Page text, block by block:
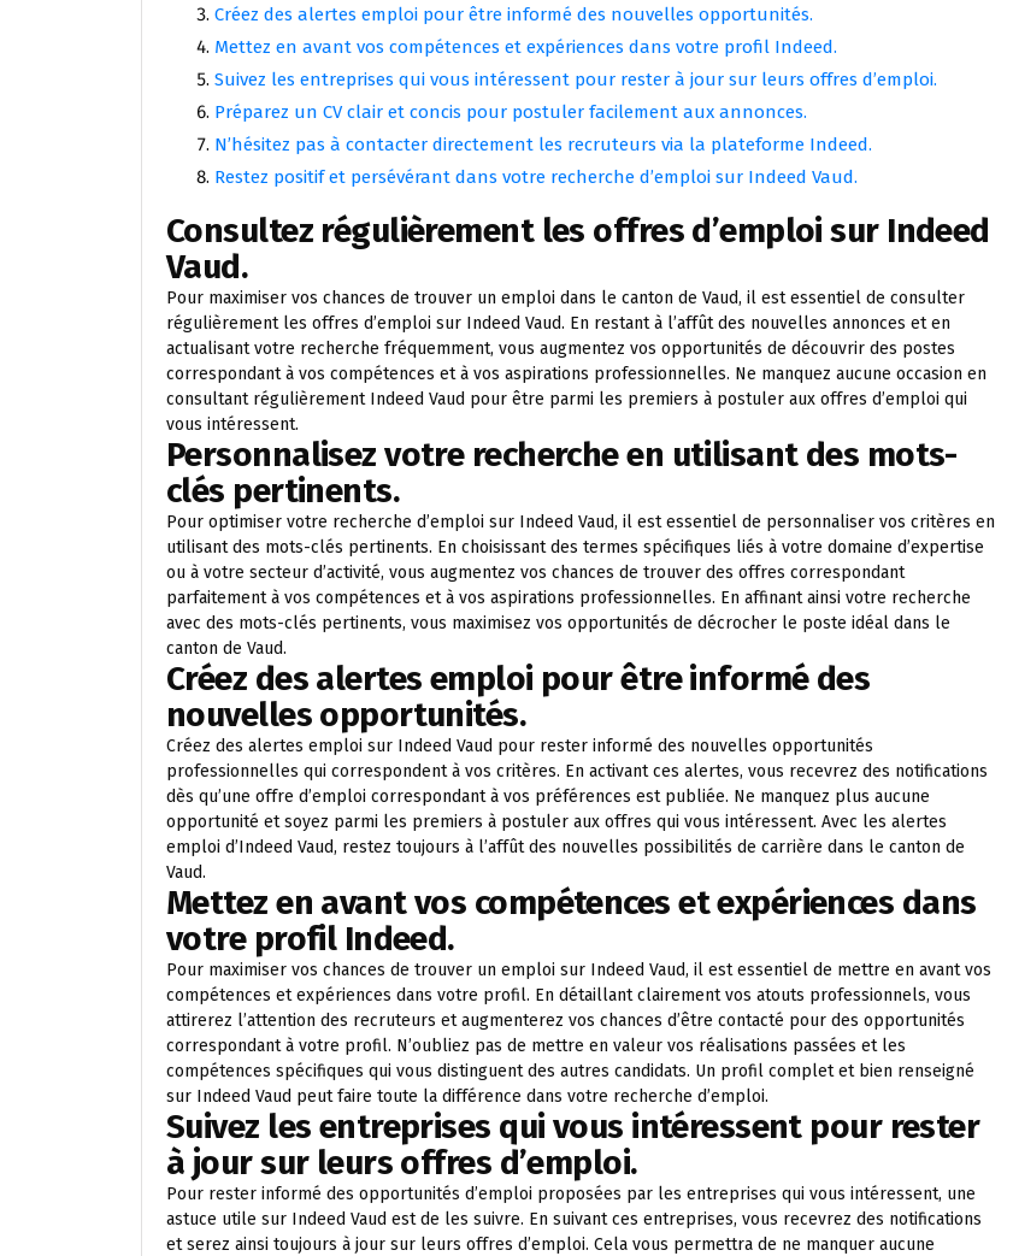
Créez des alertes emploi pour être informé des nouvelles opportunités.
Mettez en avant vos compétences et expériences dans votre profil Indeed.
Suivez les entreprises qui vous intéressent pour rester à jour sur leurs offres d’emploi.
Préparez un CV clair et concis pour postuler facilement aux annonces.
N’hésitez pas à contacter directement les recruteurs via la plateforme Indeed.
Restez positif et persévérant dans votre recherche d’emploi sur Indeed Vaud.
Consultez régulièrement les offres d’emploi sur Indeed
Vaud.
Pour maximiser vos chances de trouver un emploi dans le canton de Vaud, il est essentiel de consulter
régulièrement les offres d’emploi sur Indeed Vaud. En restant à l’affût des nouvelles annonces et en
actualisant votre recherche fréquemment, vous augmentez vos opportunités de découvrir des postes
correspondant à vos compétences et à vos aspirations professionnelles. Ne manquez aucune occasion en
consultant régulièrement Indeed Vaud pour être parmi les premiers à postuler aux offres d’emploi qui
vous intéressent.
Personnalisez votre recherche en utilisant des mots-
clés pertinents.
Pour optimiser votre recherche d’emploi sur Indeed Vaud, il est essentiel de personnaliser vos critères en
utilisant des mots-clés pertinents. En choisissant des termes spécifiques liés à votre domaine d’expertise
ou à votre secteur d’activité, vous augmentez vos chances de trouver des offres correspondant
parfaitement à vos compétences et à vos aspirations professionnelles. En affinant ainsi votre recherche
avec des mots-clés pertinents, vous maximisez vos opportunités de décrocher le poste idéal dans le
canton de Vaud.
Créez des alertes emploi pour être informé des
nouvelles opportunités.
Créez des alertes emploi sur Indeed Vaud pour rester informé des nouvelles opportunités
professionnelles qui correspondent à vos critères. En activant ces alertes, vous recevrez des notifications
dès qu’une offre d’emploi correspondant à vos préférences est publiée. Ne manquez plus aucune
opportunité et soyez parmi les premiers à postuler aux offres qui vous intéressent. Avec les alertes
emploi d’Indeed Vaud, restez toujours à l’affût des nouvelles possibilités de carrière dans le canton de
Vaud.
Mettez en avant vos compétences et expériences dans
votre profil Indeed.
Pour maximiser vos chances de trouver un emploi sur Indeed Vaud, il est essentiel de mettre en avant vos
compétences et expériences dans votre profil. En détaillant clairement vos atouts professionnels, vous
attirerez l’attention des recruteurs et augmenterez vos chances d’être contacté pour des opportunités
correspondant à votre profil. N’oubliez pas de mettre en valeur vos réalisations passées et les
compétences spécifiques qui vous distinguent des autres candidats. Un profil complet et bien renseigné
sur Indeed Vaud peut faire toute la différence dans votre recherche d’emploi.
Suivez les entreprises qui vous intéressent pour rester
à jour sur leurs offres d’emploi.
Pour rester informé des opportunités d’emploi proposées par les entreprises qui vous intéressent, une
astuce utile sur Indeed Vaud est de les suivre. En suivant ces entreprises, vous recevrez des notifications
et serez ainsi toujours à jour sur leurs offres d’emploi. Cela vous permettra de ne manquer aucune